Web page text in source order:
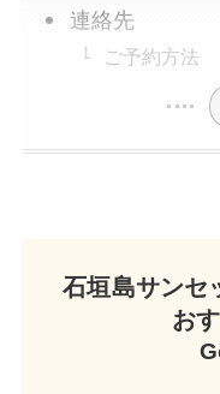
連絡先
ご予約方法
石垣島サンセ
お